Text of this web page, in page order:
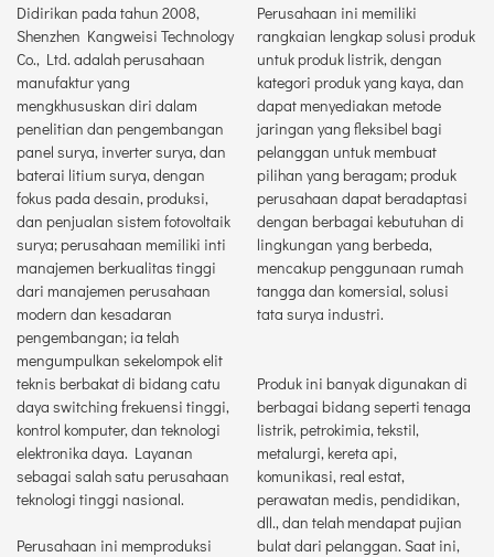
Didirikan pada tahun 2008,
Shenzhen Kangweisi Technology
Co., Ltd. adalah perusahaan
manufaktur yang
mengkhususkan diri dalam
penelitian dan pengembangan
panel surya, inverter surya, dan
baterai litium surya, dengan
fokus pada desain, produksi,
dan penjualan sistem fotovoltaik
surya; perusahaan memiliki inti
manajemen berkualitas tinggi
dari manajemen perusahaan
modern dan kesadaran
pengembangan; ia telah
mengumpulkan sekelompok elit
teknis berbakat di bidang catu
daya switching frekuensi tinggi,
kontrol komputer, dan teknologi
elektronika daya. Layanan
sebagai salah satu perusahaan
teknologi tinggi nasional.
Perusahaan ini memproduksi
Perusahaan ini memiliki
rangkaian lengkap solusi produk
untuk produk listrik, dengan
kategori produk yang kaya, dan
dapat menyediakan metode
jaringan yang fleksibel bagi
pelanggan untuk membuat
pilihan yang beragam; produk
perusahaan dapat beradaptasi
dengan berbagai kebutuhan di
lingkungan yang berbeda,
mencakup penggunaan rumah
tangga dan komersial, solusi
tata surya industri.
Produk ini banyak digunakan di
berbagai bidang seperti tenaga
listrik, petrokimia, tekstil,
metalurgi, kereta api,
komunikasi, real estat,
perawatan medis, pendidikan,
dll., dan telah mendapat pujian
bulat dari pelanggan. Saat ini,